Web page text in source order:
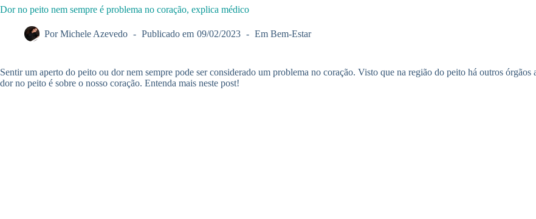
Dor no peito nem sempre é problema no coração, explica médico
Por Michele Azevedo Publicado em 09/02/2023 Em Bem-Estar
Sentir um aperto do peito ou dor nem sempre pode ser considerado um problema no coração. Visto que na região do peito há outros órgãos
dor no peito é sobre o nosso coração. Entenda mais neste post!